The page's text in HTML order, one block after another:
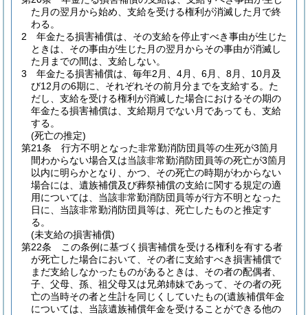
た月の翌月から始め、支給を受ける権利が消滅した月で終
わる。
2
年金たる損害補償は、その支給を停止すべき事由が生じた
ときは、その事由が生じた月の翌月からその事由が消滅し
た月までの間は、支給しない。
3
年金たる損害補償は、毎年2月、4月、6月、8月、10月及
び12月の6期に、それぞれその前月分までを支給する。 た
だし、支給を受ける権利が消滅した場合におけるその期の
年金たる損害補償は、支給期月でない月であっても、支給
する。
(死亡の推定)
第21条
行方不明となった非常勤消防団員等の生死が3箇月
間わからない場合又は当該非常勤消防団員等の死亡が3箇月
以内に明らかとなり、かつ、その死亡の時期がわからない
場合には、遺族補償及び葬祭補償の支給に関する規定の適
用については、当該非常勤消防団員等が行方不明となった
日に、当該非常勤消防団員等は、死亡したものと推定す
る。
(未支給の損害補償)
第22条
この条例に基づく損害補償を受ける権利を有する者
が死亡した場合において、その者に支給すべき損害補償で
まだ支給しなかったものがあるときは、その者の配偶者、
子、父母、孫、祖父母又は兄弟姉妹であって、その者の死
亡の当時その者と生計を同じくしていたもの(遺族補償年金
については、当該遺族補償年金を受けることができる他の